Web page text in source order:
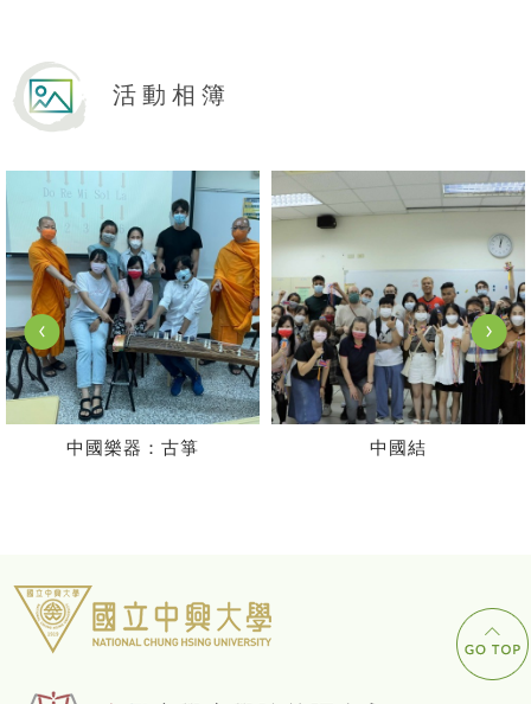
活動相簿
View Photo
中國樂器：古箏
View Photo
中國結